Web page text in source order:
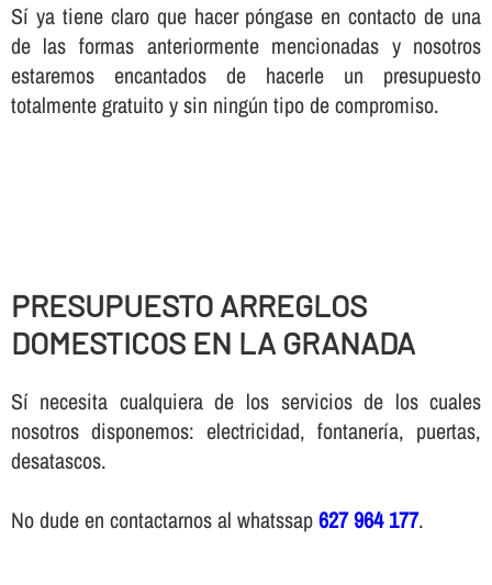
Sí ya tiene claro que hacer póngase en contacto de una
de las formas anteriormente mencionadas y nosotros
estaremos encantados de hacerle un presupuesto
totalmente gratuito y sin ningún tipo de compromiso.
PRESUPUESTO ARREGLOS
DOMESTICOS EN LA GRANADA
Sí necesita cualquiera de los servicios de los cuales
nosotros disponemos: electricidad, fontanería, puertas,
desatascos.
No dude en contactarnos al whatssap627 964 177.